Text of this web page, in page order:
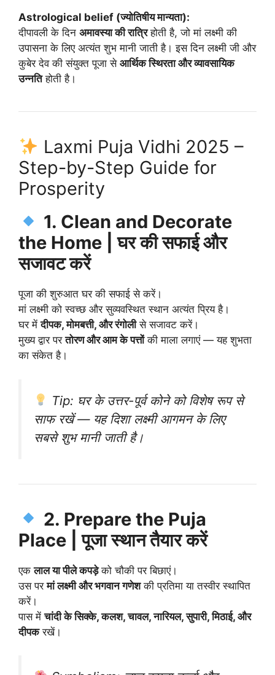
Astrological belief (ज्योतिषीय मान्यता):
दीपावली के दिन अमावस्या की रात्रिहोती है, जो मां लक्ष्मी की
उपासना के लिए अत्यंत शुभ मानी जाती है। इस दिन लक्ष्मी जी और
कुबेर देव की संयुक्त पूजा से आर्थिक स्थिरता और व्यावसायिक
उन्नतिहोती है।
Laxmi Puja Vidhi 2025 –
Step-by-Step Guide for
Prosperity
1. Clean and Decorate
the Home | घर की सफाई और
सजावट करें
पूजा की शुरुआत घर की सफाई से करें।
मां लक्ष्मी को स्वच्छ और सुव्यवस्थित स्थान अत्यंत प्रिय है।
घर मेंदीपक, मोमबत्ती, और रंगोलीसे सजावट करें।
मुख्य द्वार परतोरण और आम के पत्तोंकी माला लगाएं — यह शुभता
का संकेत है।
Tip: घर के उत्तर-पूर्व कोने को विशेष रूप से
साफ रखें — यह दिशा लक्ष्मी आगमन के लिए
सबसे शुभ मानी जाती है।
2. Prepare the Puja
Place | पूजा स्थान तैयार करें
एकलाल या पीले कपड़ेको चौकी पर बिछाएं।
उस परमां लक्ष्मी और भगवान गणेशकी प्रतिमा या तस्वीर स्थापित
करें।
पास मेंचांदी के सिक्के, कलश, चावल, नारियल, सुपारी, मिठाई, और
दीपकरखें।